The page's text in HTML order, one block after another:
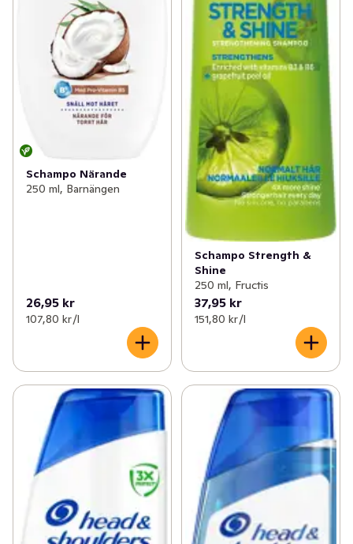
Schampo Närande
250 ml, Barnängen
26,95 kr
107,80 kr /l
Schampo Strength &
Shine
250 ml, Fructis
37,95 kr
151,80 kr /l